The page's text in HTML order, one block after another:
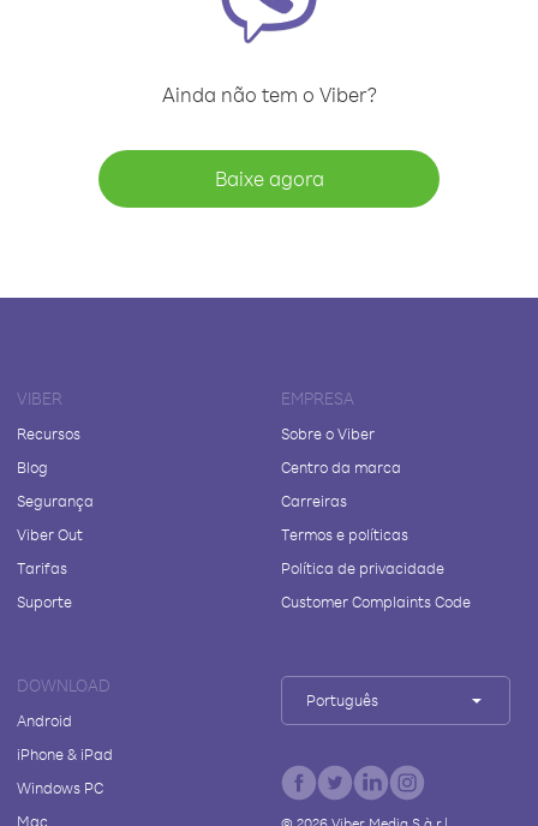
Ainda não tem o Viber?
Baixe agora
VIBER
Recursos
Blog
Segurança
Viber Out
Tarifas
Suporte
EMPRESA
Sobre o Viber
Centro da marca
Carreiras
Termos e políticas
Política de privacidade
Customer Complaints Code
DOWNLOAD
Android
iPhone & iPad
Windows PC
Mac
Português